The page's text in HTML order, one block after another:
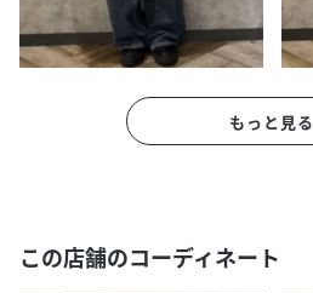
もっと見る
この店舗のコーディネート